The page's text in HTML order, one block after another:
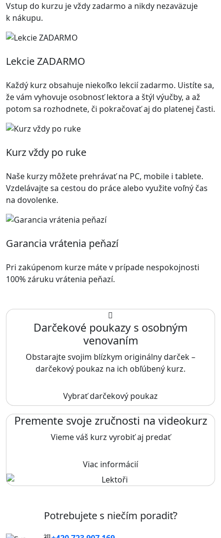
Vstup do kurzu je vždy zadarmo a nikdy nezaväzuje
k nákupu.
Lekcie ZADARMO
Každý kurz obsahuje niekoľko lekcií zadarmo. Uistíte sa,
že vám vyhovuje osobnosť lektora a štýl výučby, a až
potom sa rozhodnete, či pokračovať aj do platenej časti.
Kurz vždy po ruke
Naše kurzy môžete prehrávať na PC, mobile i tablete.
Vzdelávajte sa cestou do práce alebo využite voľný čas
na dovolenke.
Garancia vrátenia peňazí
Pri zakúpenom kurze máte v prípade nespokojnosti
100% záruku vrátenia peňazí.
Darčekové poukazy s osobným
venovaním
Obstarajte svojim blízkym originálny darček –
darčekový poukaz na ich obľúbený kurz.
Vybrať darčekový poukaz
Premente svoje zručnosti na videokurz
Vieme váš kurz vyrobiť aj predať
Viac informácií
Potrebujete s niečím poradiť?